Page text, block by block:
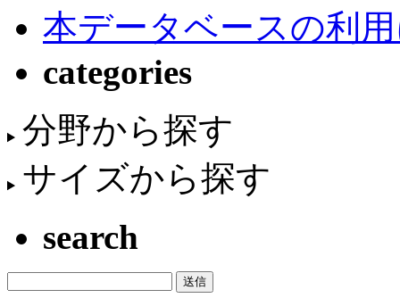
本データベースの利
categories
分野から探す
サイズから探す
search